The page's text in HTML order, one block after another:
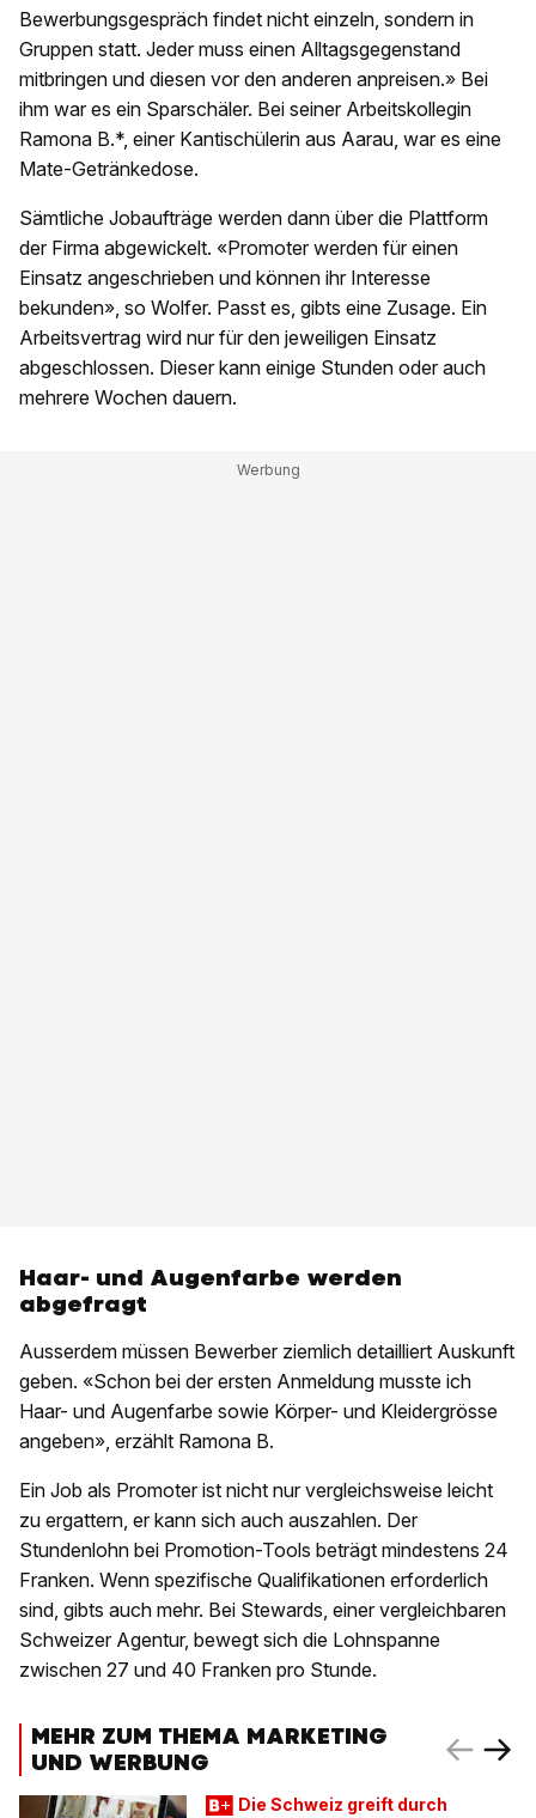
Bewerbungsgespräch findet nicht einzeln, sondern in
Gruppen statt. Jeder muss einen Alltagsgegenstand
mitbringen und diesen vor den anderen anpreisen.» Bei
ihm war es ein Sparschäler. Bei seiner Arbeitskollegin
Ramona B.*, einer Kantischülerin aus Aarau, war es eine
Mate-Getränkedose.
Sämtliche Jobaufträge werden dann über die Plattform
der Firma abgewickelt. «Promoter werden für einen
Einsatz angeschrieben und können ihr Interesse
bekunden», so Wolfer. Passt es, gibts eine Zusage. Ein
Arbeitsvertrag wird nur für den jeweiligen Einsatz
abgeschlossen. Dieser kann einige Stunden oder auch
mehrere Wochen dauern.
Haar- und Augenfarbe werden
abgefragt
Ausserdem müssen Bewerber ziemlich detailliert Auskunft
geben. «Schon bei der ersten Anmeldung musste ich
Haar- und Augenfarbe sowie Körper- und Kleidergrösse
angeben», erzählt Ramona B.
Ein Job als Promoter ist nicht nur vergleichsweise leicht
zu ergattern, er kann sich auch auszahlen. Der
Stundenlohn bei Promotion-Tools beträgt mindestens 24
Franken. Wenn spezifische Qualifikationen erforderlich
sind, gibts auch mehr. Bei Stewards, einer vergleichbaren
Schweizer Agentur, bewegt sich die Lohnspanne
zwischen 27 und 40 Franken pro Stunde.
MEHR ZUM THEMA MARKETING
UND WERBUNG
Die Schweiz greift durch